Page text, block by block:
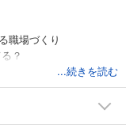
職場づくり
？
...続きを読む